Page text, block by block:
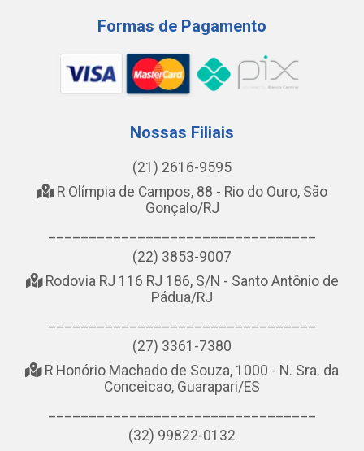
Formas de Pagamento
Nossas Filiais
(21) 2616-9595
R Olímpia de Campos, 88 - Rio do Ouro, São
Gonçalo/RJ
(22) 3853-9007
Rodovia RJ 116 RJ 186, S/N - Santo Antônio de
Pádua/RJ
(27) 3361-7380
R Honório Machado de Souza, 1000 - N. Sra. da
Conceicao, Guarapari/ES
(32) 99822-0132